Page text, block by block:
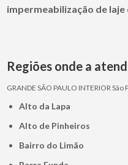
impermeabilização de laje
Regiões onde a
GRANDE SÃO PAULO INTERIORSão
Alto da Lapa
Alto de Pinheiros
Bairro do Limão